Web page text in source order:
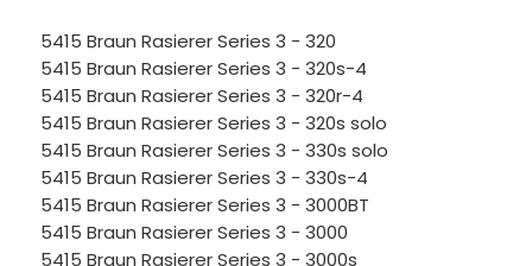
5415 Braun Rasierer Series 3 - 320
5415 Braun Rasierer Series 3 - 320s-4
5415 Braun Rasierer Series 3 - 320r-4
5415 Braun Rasierer Series 3 - 320s solo
5415 Braun Rasierer Series 3 - 330s solo
5415 Braun Rasierer Series 3 - 330s-4
5415 Braun Rasierer Series 3 - 3000BT
5415 Braun Rasierer Series 3 - 3000
5415 Braun Rasierer Series 3 - 3000s